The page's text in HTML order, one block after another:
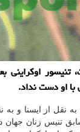
تنیسور
با او دست نداد.
از ایسنا و به
تنیس زنان